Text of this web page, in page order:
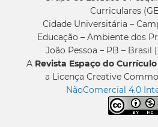
Curriculares
Cidade Universitária –
Educação – Ambiente dos
João Pessoa – PB – Brasil
A Revista Espaço do Currículo
a Licença Creative
NãoComercial 4.0